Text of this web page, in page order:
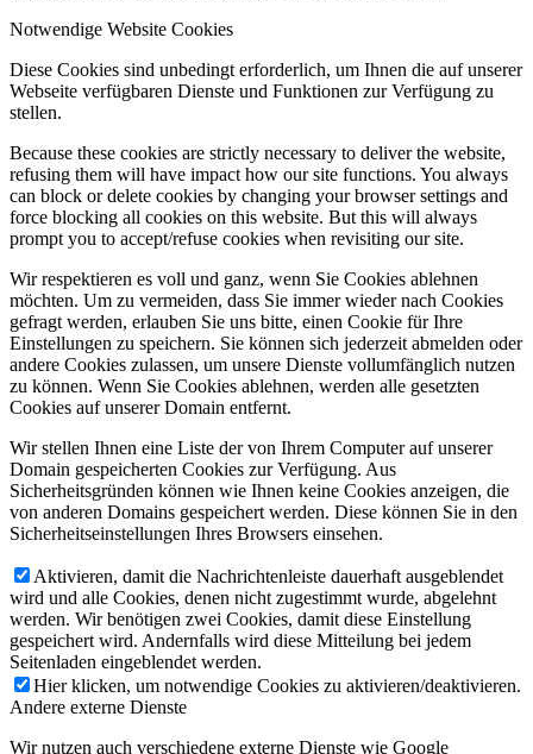
Notwendige Website Cookies
Diese Cookies sind unbedingt erforderlich, um Ihnen die auf unserer
Webseite verfügbaren Dienste und Funktionen zur Verfügung zu
stellen.
Because these cookies are strictly necessary to deliver the website,
refusing them will have impact how our site functions. You always
can block or delete cookies by changing your browser settings and
force blocking all cookies on this website. But this will always
prompt you to accept/refuse cookies when revisiting our site.
Wir respektieren es voll und ganz, wenn Sie Cookies ablehnen
möchten. Um zu vermeiden, dass Sie immer wieder nach Cookies
gefragt werden, erlauben Sie uns bitte, einen Cookie für Ihre
Einstellungen zu speichern. Sie können sich jederzeit abmelden oder
andere Cookies zulassen, um unsere Dienste vollumfänglich nutzen
zu können. Wenn Sie Cookies ablehnen, werden alle gesetzten
Cookies auf unserer Domain entfernt.
Wir stellen Ihnen eine Liste der von Ihrem Computer auf unserer
Domain gespeicherten Cookies zur Verfügung. Aus
Sicherheitsgründen können wie Ihnen keine Cookies anzeigen, die
von anderen Domains gespeichert werden. Diese können Sie in den
Sicherheitseinstellungen Ihres Browsers einsehen.
Aktivieren, damit die Nachrichtenleiste dauerhaft ausgeblendet
wird und alle Cookies, denen nicht zugestimmt wurde, abgelehnt
werden. Wir benötigen zwei Cookies, damit diese Einstellung
gespeichert wird. Andernfalls wird diese Mitteilung bei jedem
Seitenladen eingeblendet werden.
Hier klicken, um notwendige Cookies zu aktivieren/deaktivieren.
Andere externe Dienste
Wir nutzen auch verschiedene externe Dienste wie Google